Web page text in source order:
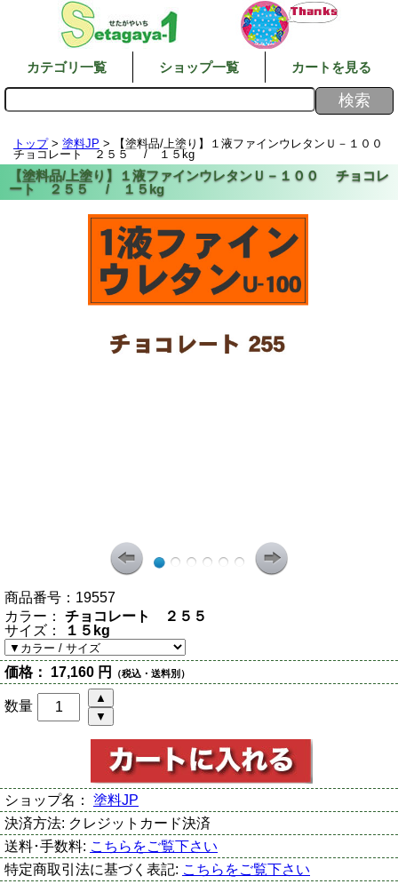
カテゴリ一覧 ショップ一覧 カートを見る
トップ> 塗料JP > 【塗料品/上塗り】１液ファインウレタンＵ－１００
チョコレート ２５５ / １５kg
商品番号： 19557
カラー：
チョコレート ２５５
サイズ：
１５kg
価格： 17,160 円 （税込・送料別）
数量
ショップ名： 塗料JP
決済方法: クレジットカード決済
送料･手数料: こちらをご覧下さい
特定商取引法に基づく表記: こちらをご覧下さい